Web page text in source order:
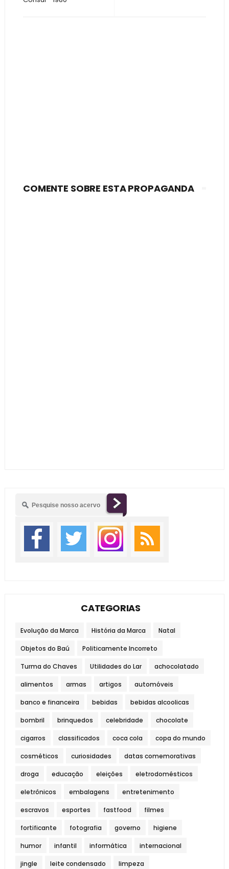
COMENTE SOBRE ESTA PROPAGANDA
CATEGORIAS
Evolução da Marca História da Marca Natal
Objetos do Baú Politicamente Incorreto
Turma do Chaves Utilidades do Lar achocolatado
alimentos armas artigos automóveis
banco e financeira bebidas bebidas alcoolicas
bombril brinquedos celebridade chocolate
cigarros classificados coca cola copa do mundo
cosméticos curiosidades datas comemorativas
droga educação eleições eletrodomésticos
eletrônicos embalagens entretenimento
escravos esportes fastfood filmes
fortificante fotografia governo higiene
humor infantil informática internacional
jingle leite condensado limpeza